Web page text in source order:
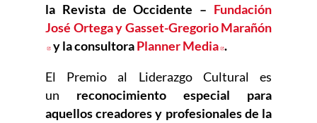
la Revista de Occidente – Fundación
José Ortega y Gasset-Gregorio Marañón
Abre en nueva ventana
y la consultoraPlanner Media Abre en nueva
.
El Premio al Liderazgo Cultural es
un reconocimiento especial para
aquellos creadores y profesionales de la